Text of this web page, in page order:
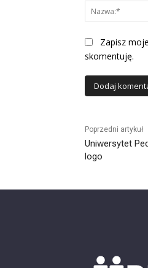
Zapisz
skomentuję.
Poprzedni artykuł
Uniwersytet
logo